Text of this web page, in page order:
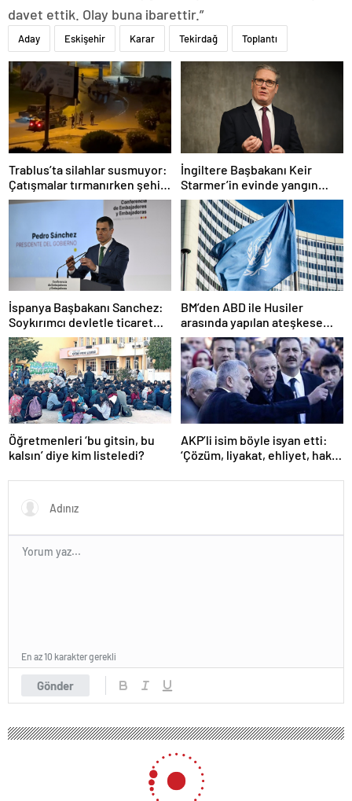
davet ettik. Olay buna ibarettir.”
Aday Eskişehir Karar Tekirdağ Toplantı
Trablus’ta silahlar susmuyor:
Çatışmalar tırmanırken şehir
alarmda
İngiltere Başbakanı Keir
Starmer’in evinde yangın
çıktı
İspanya Başbakanı Sanchez:
Soykırımcı devletle ticaret
yapmayız
BM’den ABD ile Husiler
arasında yapılan ateşkese
ilişkin değerlendirme
Öğretmenleri ‘bu gitsin, bu
kalsın’ diye kim listeledi?
AKP’li isim böyle isyan etti:
‘Çözüm, liyakat, ehliyet, hak,
Gönder
En az 10 karakter gerekli